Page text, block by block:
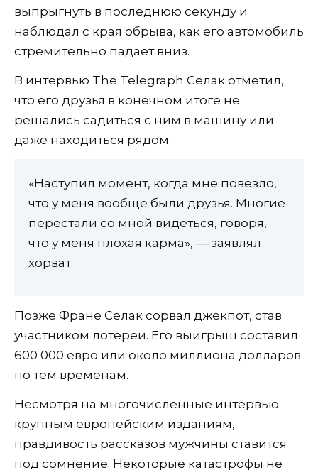
выпрыгнуть в последнюю секунду и
наблюдал с края обрыва, как его автомобиль
стремительно падает вниз.
В интервью The Telegraph Селак отметил,
что его друзья в конечном итоге не
решались садиться с ним в машину или
даже находиться рядом.
«Наступил момент, когда мне повезло,
что у меня вообще были друзья. Многие
перестали со мной видеться, говоря,
что у меня плохая карма», — заявлял
хорват.
Позже Фране Селак сорвал джекпот, став
участником лотереи. Его выигрыш составил
600 000 евро или около миллиона долларов
по тем временам.
Несмотря на многочисленные интервью
крупным европейским изданиям,
правдивость рассказов мужчины ставится
под сомнение. Некоторые катастрофы не